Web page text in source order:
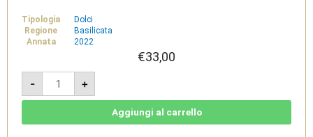
Tipologia
Dolci
Regione
Basilicata
Annata
2022
€33,00
-
L'Autentica
0,5l
-
Basilicata
+
Aggiungi al carrello